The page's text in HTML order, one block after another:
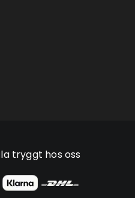
tryggt hos oss